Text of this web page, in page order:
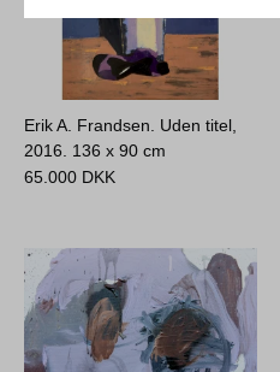
Erik A. Frandsen. Uden titel,
2016. 136 x 90 cm
65.000 DKK